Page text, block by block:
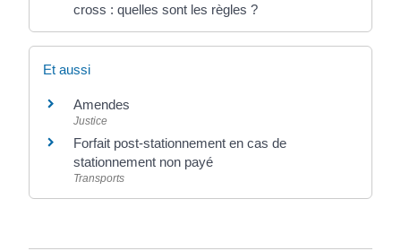
cross : quelles sont les règles ?
Et aussi
Amendes
Justice
Forfait post-stationnement en cas de
stationnement non payé
Transports